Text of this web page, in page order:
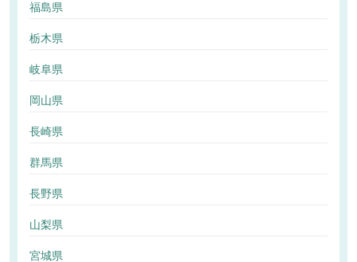
福島県
栃木県
岐阜県
岡山県
長崎県
群馬県
長野県
山梨県
宮城県